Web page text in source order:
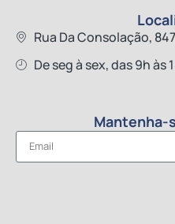
Rua Da Consolação,
De seg à sex, das 9h às
Mantenha-